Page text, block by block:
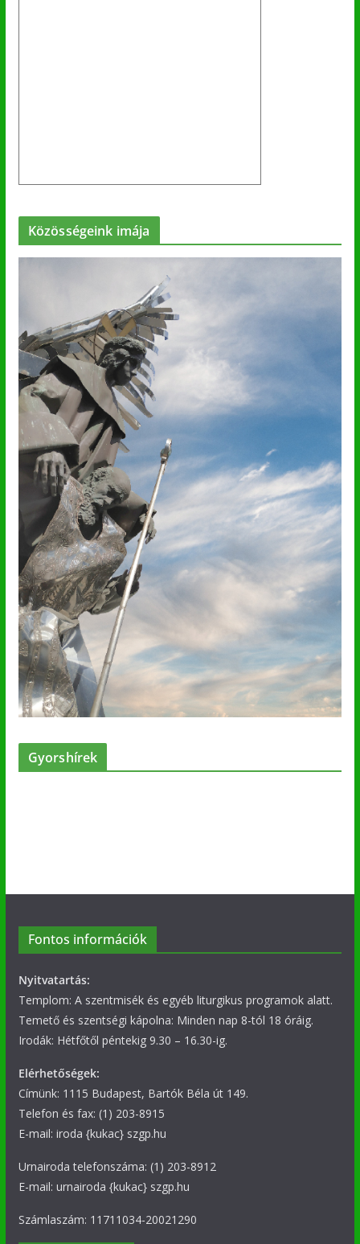
Közösségeink imája
Gyorshírek
Fontos információk
Nyitvatartás:
Templom: A szentmisék és egyéb liturgikus programok alatt.
Temető és szentségi kápolna: Minden nap 8-tól 18 óráig.
Irodák: Hétfőtől péntekig 9.30 – 16.30-ig.
Elérhetőségek:
Címünk: 1115 Budapest, Bartók Béla út 149.
Telefon és fax: (1) 203-8915
E-mail: iroda {kukac} szgp.hu
Urnairoda telefonszáma: (1) 203-8912
E-mail: urnairoda {kukac} szgp.hu
Számlaszám: 11711034-20021290